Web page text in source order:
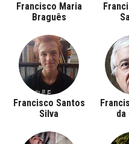
Francisco Maria
Braguês
Francisco Santos
Silva
da